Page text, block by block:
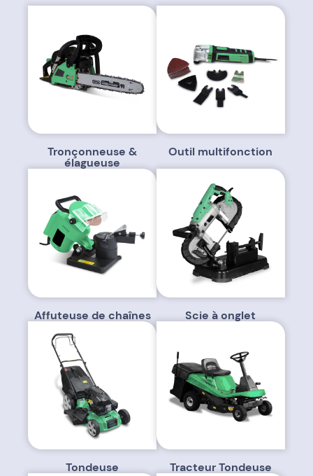
Tronçonneuse &
élagueuse
Outil multifonction
Affuteuse de chaînes Scie à onglet
Tondeuse Tracteur Tondeuse